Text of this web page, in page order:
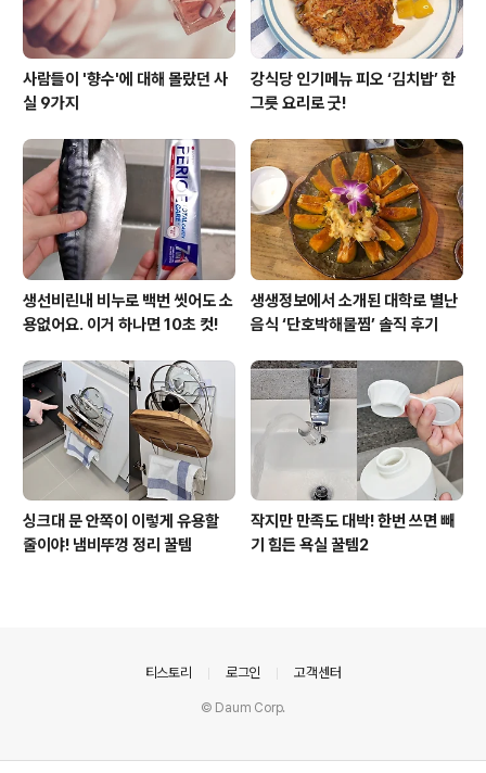
사람들이 '향수'에 대해 몰랐던 사
실 9가지
강식당 인기메뉴 피오 ‘김치밥’ 한
그릇 요리로 굿!
생선비린내 비누로 백번 씻어도 소
용없어요. 이거 하나면 10초 컷!
생생정보에서 소개된 대학로 별난
음식 ‘단호박해물찜’ 솔직 후기
싱크대 문 안쪽이 이렇게 유용할
줄이야! 냄비뚜껑 정리 꿀템
작지만 만족도 대박! 한번 쓰면 빼
기 힘든 욕실 꿀템2
티스토리 로그인 고객센터
© Daum Corp.